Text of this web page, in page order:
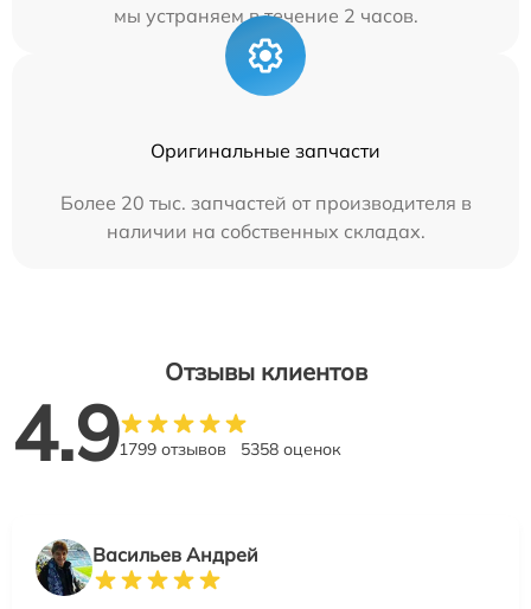
мы устраняем в течение 2 часов.
Оригинальные запчасти
Более 20 тыс. запчастей от производителя в
наличии на собственных складах.
Отзывы клиентов
4.91799 отзывов 5358 оценок
Васильев Андрей